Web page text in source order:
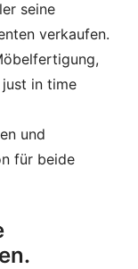
seine
verkaufen.
in time
und
für beide